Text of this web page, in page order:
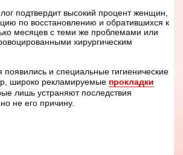
подтвердит высокий процент женщин,
по восстановлению и обратившихся к
месяцев с теми же проблемами или
хирургическим
и специальные гигиенические
широко рекламируемые прокладки
лишь устраняют последствия
не его причину.